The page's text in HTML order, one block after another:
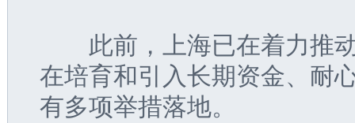
此前，上海已在着力推动
在培育和引入长期资金、耐
有多项举措落地。